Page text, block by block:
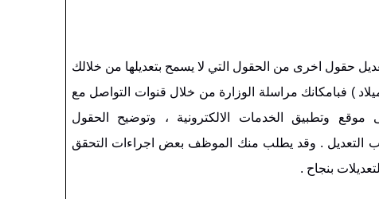
حقول اخرى من الحقول التي لا يسمح بتعديلها من خلالك
) فبامكانك مراسلة الوزارة من خلال قنوات التواصل مع
موقع وتطبيق الخدمات الالكترونية ، وتوضيح الحقول
التعديل . وقد يطلب منك الموظف بعض اجراءات التحقق
بنجاح .